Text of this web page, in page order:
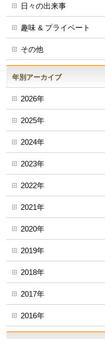
日々の出来事
趣味 & プライベート
その他
年別アーカイブ
2026年
2025年
2024年
2023年
2022年
2021年
2020年
2019年
2018年
2017年
2016年